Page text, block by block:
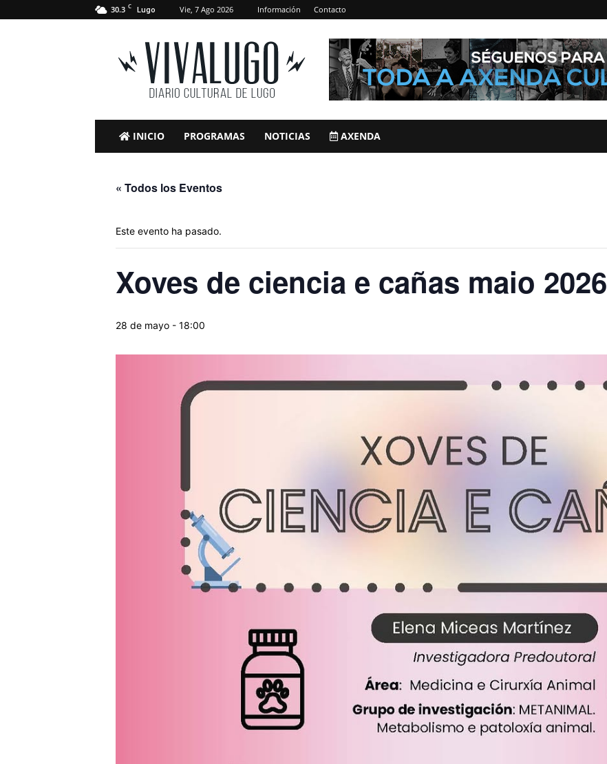
30.3 C Lugo Vie, 7 Ago 2026 Información Contacto
VivaLugo
INICIO PROGRAMAS NOTICIAS AXENDA
« Todos los Eventos
Este evento ha pasado.
Xoves de ciencia e cañas maio 2026
28 de mayo - 18:00